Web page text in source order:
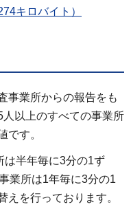
キロバイト）
事業所からの報告をも
以上のすべての事業所
です。
は半年毎に3分の1ず
業所は1年毎に3分の1
えを行っております。